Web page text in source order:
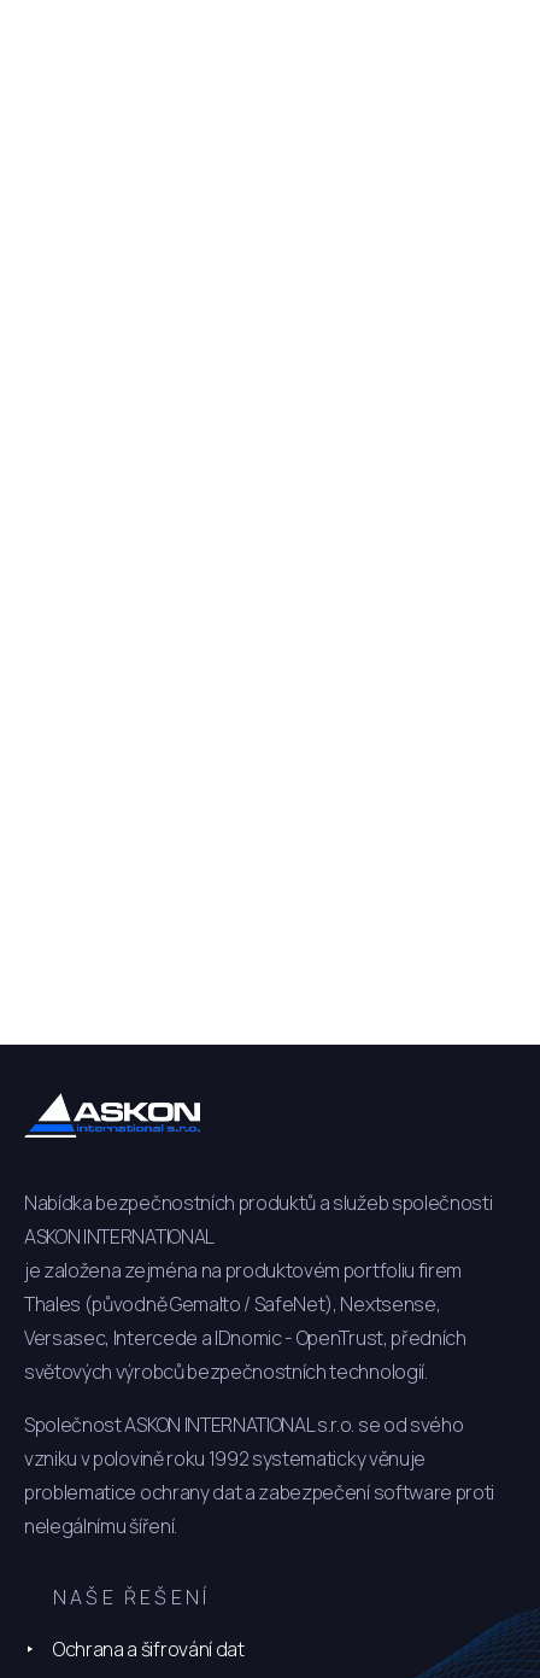
Nabídka bezpečnostních produktů a služeb společnosti
ASKON INTERNATIONAL
je založena zejména na produktovém portfoliu firem
Thales (původně Gemalto / SafeNet), Nextsense,
Versasec, Intercede a IDnomic - OpenTrust, předních
světových výrobců bezpečnostních technologií.
Společnost ASKON INTERNATIONAL s.r.o. se od svého
vzniku v polovině roku 1992 systematicky věnuje
problematice ochrany dat a zabezpečení software proti
nelegálnímu šíření.
NAŠE ŘEŠENÍ
Ochrana a šifrování dat